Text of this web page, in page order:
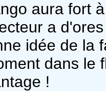
aura fort
a
idée de la
dans le
!